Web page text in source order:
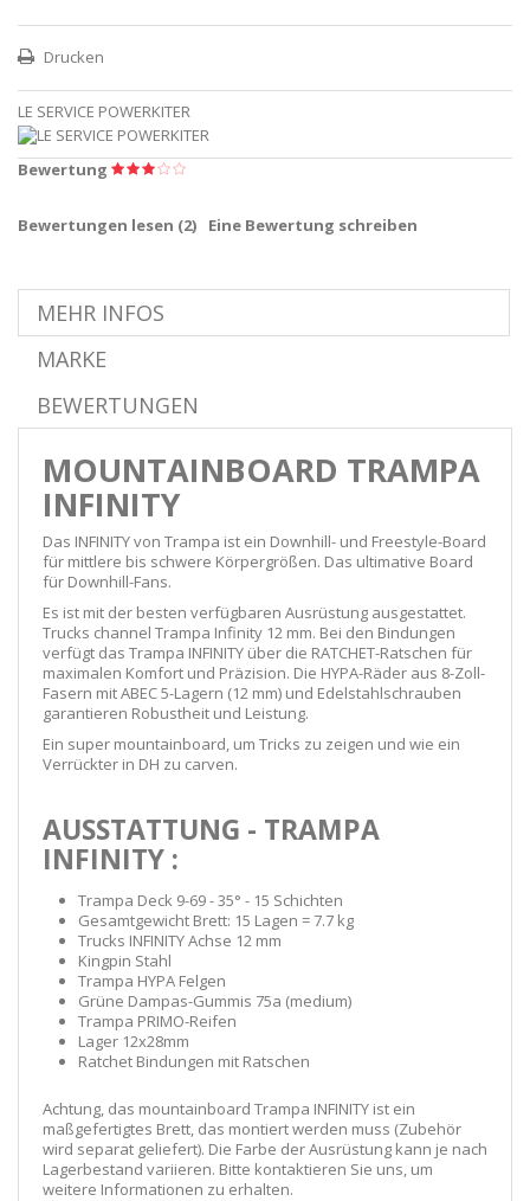
Drucken
LE SERVICE POWERKITER
Bewertung
Bewertungen lesen (2) Eine Bewertung schreiben
MEHR INFOS
MARKE
BEWERTUNGEN
MOUNTAINBOARD TRAMPA
INFINITY
Das INFINITY von Trampa ist ein Downhill- und Freestyle-Board
für mittlere bis schwere Körpergrößen. Das ultimative Board
für Downhill-Fans.
Es ist mit der besten verfügbaren Ausrüstung ausgestattet.
Trucks channel Trampa Infinity 12 mm. Bei den Bindungen
verfügt das Trampa INFINITY über die RATCHET-Ratschen für
maximalen Komfort und Präzision. Die HYPA-Räder aus 8-Zoll-
Fasern mit ABEC 5-Lagern (12 mm) und Edelstahlschrauben
garantieren Robustheit und Leistung.
Ein super mountainboard, um Tricks zu zeigen und wie ein
Verrückter in DH zu carven.
AUSSTATTUNG - TRAMPA
INFINITY :
Trampa Deck 9-69 - 35° - 15 Schichten
Gesamtgewicht Brett: 15 Lagen = 7.7 kg
Trucks INFINITY Achse 12 mm
Kingpin Stahl
Trampa HYPA Felgen
Grüne Dampas-Gummis 75a (medium)
Trampa PRIMO-Reifen
Lager 12x28mm
Ratchet Bindungen mit Ratschen
Achtung, das mountainboard Trampa INFINITY ist ein
maßgefertigtes Brett, das montiert werden muss (Zubehör
wird separat geliefert). Die Farbe der Ausrüstung kann je nach
Lagerbestand variieren. Bitte kontaktieren Sie uns, um
weitere Informationen zu erhalten.